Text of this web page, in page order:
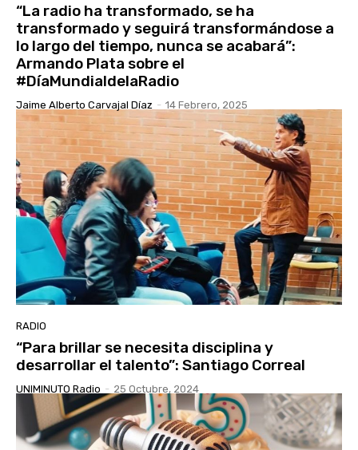
“La radio ha transformado, se ha
transformado y seguirá transformándose a
lo largo del tiempo, nunca se acabará”:
Armando Plata sobre el
#DíaMundialdelaRadio
Jaime Alberto Carvajal Díaz - 14 Febrero, 2025
RADIO
“Para brillar se necesita disciplina y
desarrollar el talento”: Santiago Correal
UNIMINUTO Radio - 25 Octubre, 2024